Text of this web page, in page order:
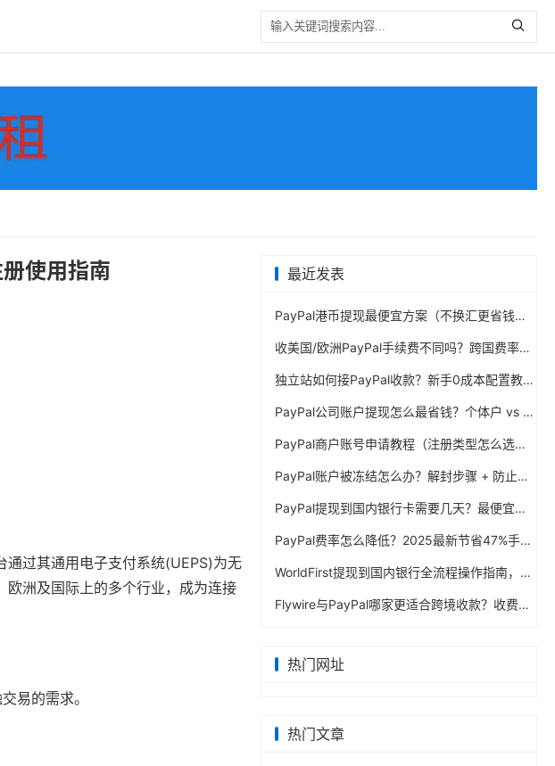
使用指南
过其通用电子支付系统(UEPS)为无
洲及国际上的多个行业，成为连接
易的需求。
最近发表
PayPal港币提现最便宜方案（不换汇更省钱）
收美国/欧洲PayPal手续费不同吗？跨国费率表曝光
独立站如何接PayPal收款？新手0成本配置教程
PayPal公司账户提现怎么最省钱？个体户 vs 公司对比
PayPal商户账号申请教程（注册类型怎么选？避坑指南）
PayPal账户被冻结怎么办？解封步骤 + 防止再次限制指南
PayPal提现到国内银行卡需要几天？最便宜的方法公布
PayPal费率怎么降低？2025最新节省47%手续费方案
WorldFirst提现到国内银行全流程操作指南，卖家必读完整攻略
Flywire与PayPal哪家更适合跨境收款？收费到账体验全面评测
热门网址
热门文章